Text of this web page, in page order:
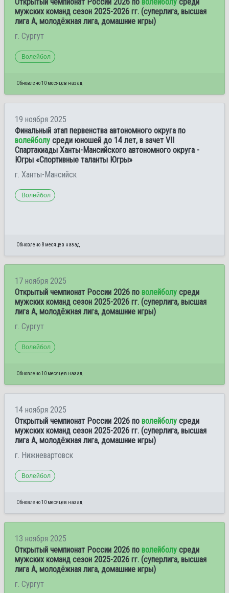
мужских команд сезон 2025-2026 гг. (суперлига, высшая
лига А, молодёжная лига, домашние игры)
г. Сургут
Волейбол
Обновлено 10 месяцев назад
19 ноября 2025
Финальный этап первенства автономного округа по
волейболу среди юношей до 14 лет, в зачет VII
Спартакиады Ханты-Мансийского автономного округа -
Югры «Спортивные таланты Югры»
г. Ханты-Мансийск
Волейбол
Обновлено 8 месяцев назад
17 ноября 2025
Открытый чемпионат России 2026 по волейболу среди
мужских команд сезон 2025-2026 гг. (суперлига, высшая
лига А, молодёжная лига, домашние игры)
г. Сургут
Волейбол
Обновлено 10 месяцев назад
14 ноября 2025
Открытый чемпионат России 2026 по волейболу среди
мужских команд сезон 2025-2026 гг. (суперлига, высшая
лига А, молодёжная лига, домашние игры)
г. Нижневартовск
Волейбол
Обновлено 10 месяцев назад
13 ноября 2025
Открытый чемпионат России 2026 по волейболу среди
мужских команд сезон 2025-2026 гг. (суперлига, высшая
лига А, молодёжная лига, домашние игры)
г. Сургут